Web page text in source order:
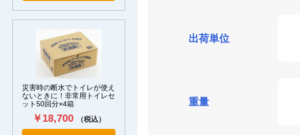
災害時の断水でトイレが使え
ないときに！非常用トイレセ
ット50回分×4箱
￥18,700 （税込）
出荷単位
重量